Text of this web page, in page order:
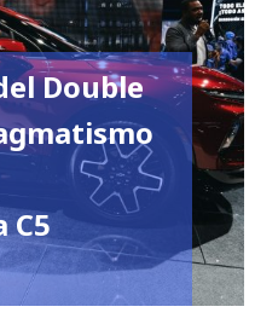
Double
C5